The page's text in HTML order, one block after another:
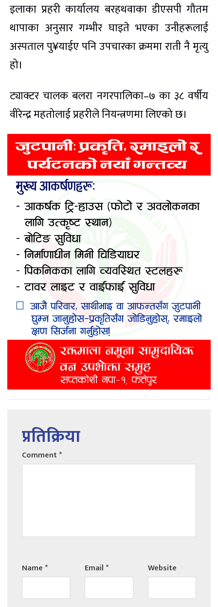
इलाका प्रहरी कार्यालय बरहथवाका डीएसपी गौतम
थापाका अनुसार गम्भीर घाइते भएका उनीहरूलाई
अस्पताल पु¥याईए पनि उपचारका क्रममा राती नै मृत्यु
हो।
ट्याक्टर चालक बलरा नगरपालिका–७ का ३८ वर्षीय
वीरेन्द्र महतोलाई प्रहरीले नियन्त्रणमा लिएको छ।
प्रतिक्रिया
Comment*
Name* Email* Website